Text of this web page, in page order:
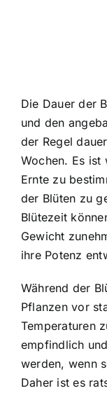
Die Dauer der
und den
der Regel
Wochen. Es
Ernte zu
der Blüten zu
Blütezeit
Gewicht
ihre Potenz
Während der
Pflanzen vor
Temperaturen
empfindlich
werden, wenn
Daher ist es